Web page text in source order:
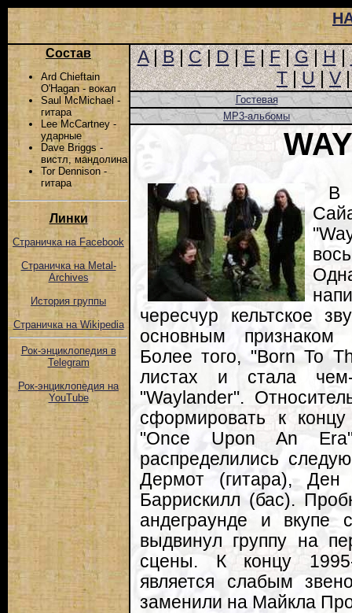
Состав
Ard Chieftain
O'Hagan - вокал
Saul McMichael -
гитара
Lee McCartney -
ударные
Dave Briggs -
вистл, мандолина
Tor Dennison -
гитара
Линки
Страничка на Facebook
Страничка на Metal-
Archives
История группы
Страничка на Wikipedia
Рок-энциклопедия в
Telegram
Рок-энциклопедия на
YouTube
A|B|C|D|E|F|G|H|
T|U|V
Гостевая
MP3-альбомы
В
чересчур кельтское
основным
Более того, "Born To
листах и стала чем-
"Waylander".
сформировать к
"Once Upon An
распределились
Дермот (гитара),
Баррискилл (бас).
андеграунде и вкупе
выдвинул группу на
сцены. К концу
является слабым
заменили на Майкла